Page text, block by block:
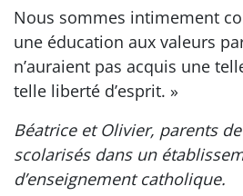
Nous sommes intimement
une éducation aux valeurs
n’auraient pas acquis une
telle liberté d’esprit. »
Béatrice et Olivier, parents
scolarisés dans un
d’enseignement catholique.